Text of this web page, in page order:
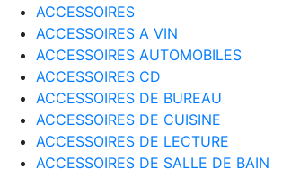
ACCESSOIRES
ACCESSOIRES A VIN
ACCESSOIRES AUTOMOBILES
ACCESSOIRES CD
ACCESSOIRES DE BUREAU
ACCESSOIRES DE CUISINE
ACCESSOIRES DE LECTURE
ACCESSOIRES DE SALLE DE BAIN